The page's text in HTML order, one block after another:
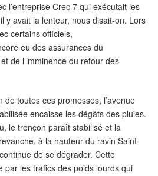
l’entreprise Crec 7 qui exécutait les
y avait la lenteur, nous disait-on. Lors
certains officiels,
eu des assurances du
de l’imminence du retour des
de toutes ces promesses, l’avenue
encaisse les dégâts des pluies.
le tronçon paraît stabilisé et la
à la hauteur du ravin Saint
de se dégrader. Cette
par les trafics des poids lourds qui